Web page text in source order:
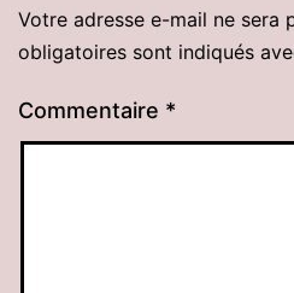
Votre adresse e-mail ne sera
obligatoires sont indiqués
Commentaire *